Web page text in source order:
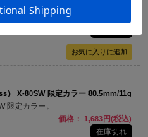
ク喰いに！
価格： 1,634円(税込)
） X-80SW 限定カラー 80.5mm/11g
限定カラー。
価格： 1,683円(税込)
在庫切れ